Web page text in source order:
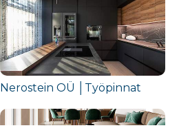
KIRJAUDU SISÄÄN FI
Nerostein OÜ │Työpinnat